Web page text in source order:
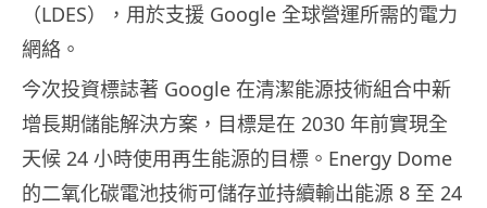
（LDES），用於支援 Google 全球營運所需的電力
網絡。
今次投資標誌著 Google 在清潔能源技術組合中新
增長期儲能解決方案，目標是在 2030 年前實現全
天候 24 小時使用再生能源的目標。Energy Dome
的二氧化碳電池技術可儲存並持續輸出能源 8 至 24